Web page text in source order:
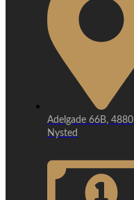
Adelgade 66B, 4880
Nysted